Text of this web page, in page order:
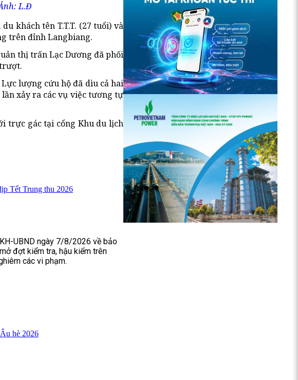
L.Đ
khách tên T.T.T. (27 tuổi) và
trên đỉnh Langbiang.
thị trấn Lạc Dương đã phối
lượng cứu hộ đã dìu cả hai
xảy ra các vụ việc tương tự
trực gác tại cổng Khu du lịch
Tết Trung thu 2026
UBND ngày 7/8/2026 về bảo
đợt kiểm tra, hậu kiểm trên
các vi phạm.
hè 2026